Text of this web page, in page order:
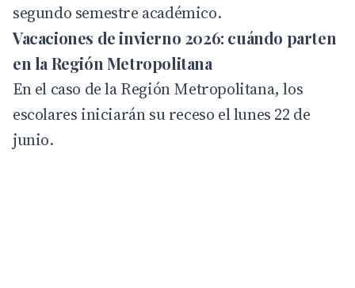
segundo semestre académico.
Vacaciones de invierno 2026: cuándo parten
en la Región Metropolitana
En el caso de la Región Metropolitana, los
escolares iniciarán su receso el lunes 22 de
junio.